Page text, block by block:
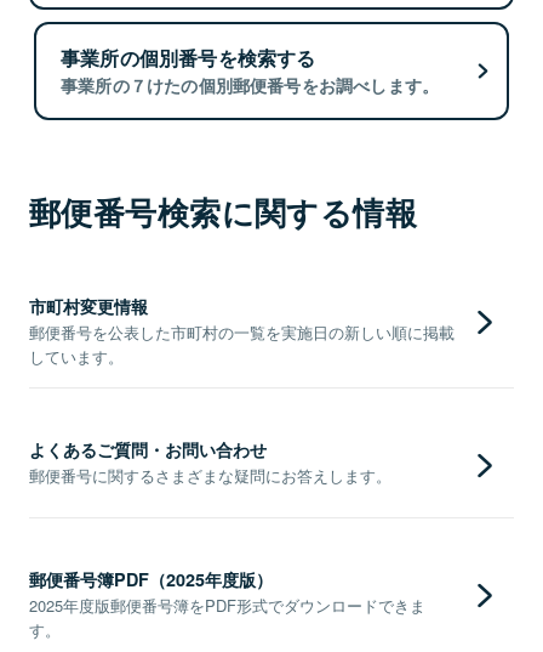
事業所の個別番号を検索する
事業所の７けたの個別郵便番号をお調べします。
郵便番号検索に関する情報
市町村変更情報
郵便番号を公表した市町村の一覧を実施日の新しい順に掲載
しています。
よくあるご質問・お問い合わせ
郵便番号に関するさまざまな疑問にお答えします。
郵便番号簿PDF（2025年度版）
2025年度版郵便番号簿をPDF形式でダウンロードできま
す。